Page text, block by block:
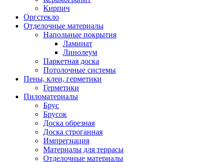
Кирпич
Оргстекло
Отделочные материалы
Напольные покрытия
Ламинат
Линолеум
Паркетная доска
Потолочные системы
Пены, клеи, герметики
Герметики
Пиломатериалы
Брус
Брусок
Доска обрезная
Доска строганная
Импрегнация
Материалы для террасы
Отделочные материалы